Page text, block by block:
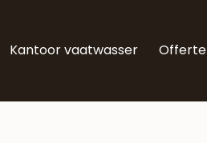
Kantoor vaatwasser Offerte